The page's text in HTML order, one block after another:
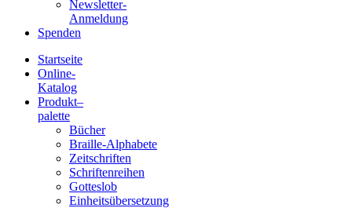
Newsletter-
Anmeldung
Spenden
Blindenschrift-
Verlag
Druckerei
Startseite
Online-
Katalog
Produkt–
palette
Bücher
Braille-Alphabete
Zeitschriften
Schriftenreihen
Gotteslob
Einheitsübersetzung